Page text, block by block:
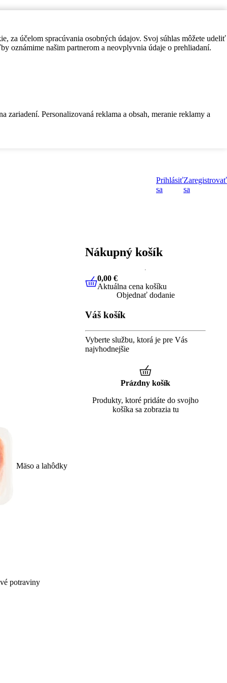
za účelom spracúvania osobných údajov. Svoj súhlas môžete udeliť
oznámime našim partnerom a neovplyvnia údaje o prehliadaní.
Personalizovaná reklama a obsah, meranie reklamy a
Prihlásiť
sa
Zaregistrovať
sa
Mäso a lahôdky
potraviny
Nákupný košík
0,00 €Aktuálna cena košíku
0,00 €
Aktuálna cena košíku
Objednať dodanie
Váš košík
Vyberte službu, ktorá je pre Vás
najvhodnejšie
Prázdny košík
Produkty, ktoré pridáte do svojho
košíka sa zobrazia tu